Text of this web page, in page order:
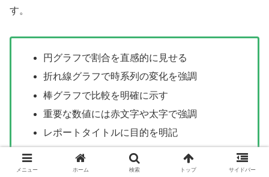
す。
円グラフで割合を直感的に見せる
折れ線グラフで時系列の変化を強調
棒グラフで比較を明確に示す
重要な数値には赤文字や太字で強調
レポートタイトルに目的を明記
メニュー ホーム 検索 トップ サイドバー